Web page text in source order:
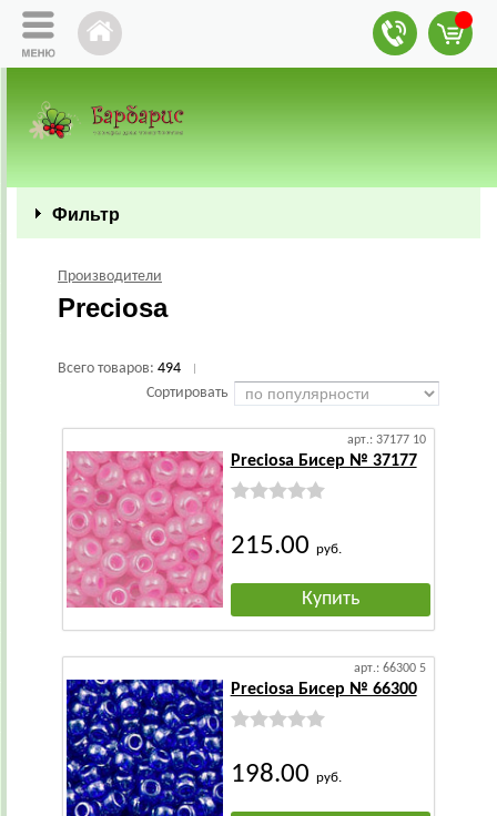
Фильтр
Производители
Preciosa
Всего товаров: 494
Сортировать
арт.: 37177 10
Preciosa Бисер № 37177
215.00 руб.
Купить
арт.: 66300 5
Preciosa Бисер № 66300
198.00 руб.